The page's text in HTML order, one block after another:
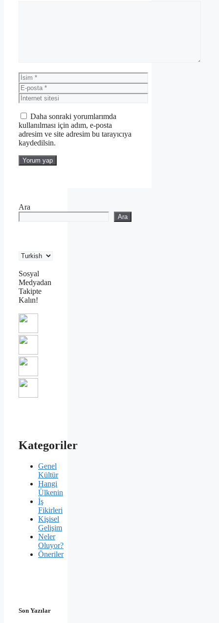
İsim
E-
posta
İnternet
sitesi
Daha sonraki yorumlarımda
kullanılması için adım, e-posta
adresim ve site adresim bu tarayıcıya
kaydedilsin.
Ara
Ara
Sosyal
Medyadan
Takipte
Kalın!
Kategoriler
Genel
Kültür
Hangi
Ülkenin
İş
Fikirleri
Kişisel
Gelişim
Neler
Oluyor?
Öneriler
Son Yazılar